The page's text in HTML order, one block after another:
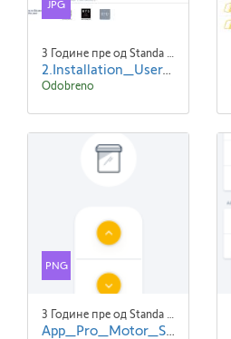
JPG
3 Године пре од Standa Blaha
2.Installation_User_Serv-e-go_Updated_Data_-ENG.jpg
Odobreno
PNG
3 Године пре од Standa Blaha
App_Pro_Motor_Settings_EN_screen2.png